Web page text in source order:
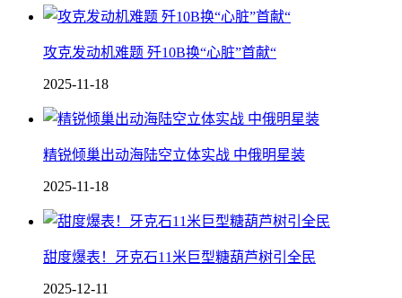
攻克发动机难题 歼10B换“心脏”首献“
2025-11-18
精锐倾巢出动海陆空立体实战 中俄明星装
2025-11-18
甜度爆表！牙克石11米巨型糖葫芦树引全民
2025-12-11